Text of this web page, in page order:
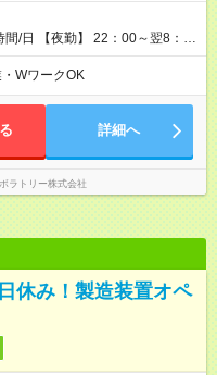
/日 【夜勤】 22：00～翌8：
は異なります。 ※曜日固定（毎
WワークOK
詳細へ
ラトリー株式会社
休み！製造装置オペ